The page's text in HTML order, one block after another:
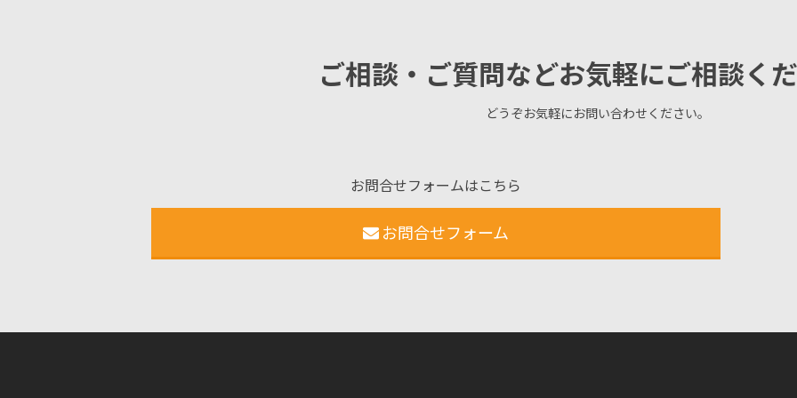
ご相談・ご質問などお気軽にご相談く
どうぞお気軽にお問い合わせください。
お問合せフォームはこちら
お問合せフォーム